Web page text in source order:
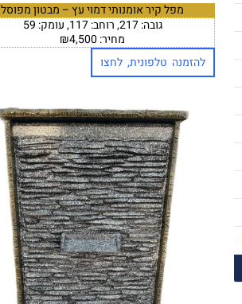
מפל קיר אומנותי דמוי עץ – מבטון מפוסל
גובה: 217, רוחב: 117, עומק: 59
מחיר: ₪4,500
להזמנה טלפונית, לחצו